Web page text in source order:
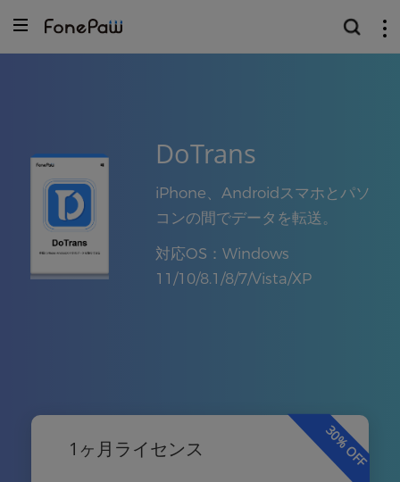
DoTrans
iPhone、Androidスマホとパソ
コンの間でデータを転送。
対応OS：Windows
11/10/8.1/8/7/Vista/XP
1ヶ月ライセンス 30% OFF